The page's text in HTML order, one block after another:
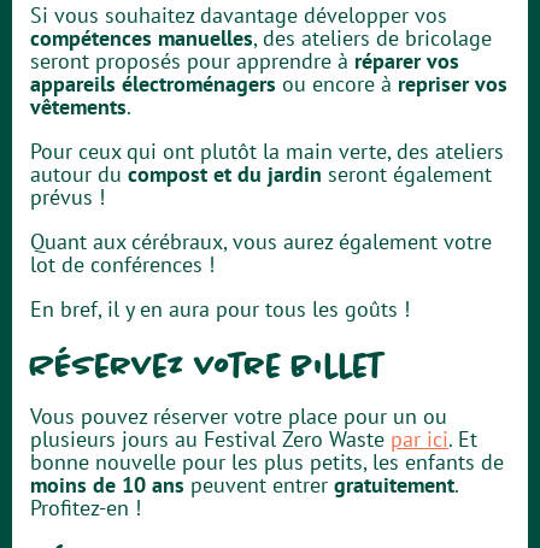
Si vous souhaitez davantage développer vos
compétences manuelles, des ateliers de bricolage
seront proposés pour apprendre à réparer vos
appareils électroménagers ou encore à repriser vos
vêtements.
Pour ceux qui ont plutôt la main verte, des ateliers
autour du compost et du jardin seront également
prévus !
Quant aux cérébraux, vous aurez également votre
lot de conférences !
En bref, il y en aura pour tous les goûts !
Réservez votre billet
Vous pouvez réserver votre place pour un ou
plusieurs jours au Festival Zero Waste par ici. Et
bonne nouvelle pour les plus petits, les enfants de
moins de 10 ans peuvent entrer gratuitement.
Profitez-en !